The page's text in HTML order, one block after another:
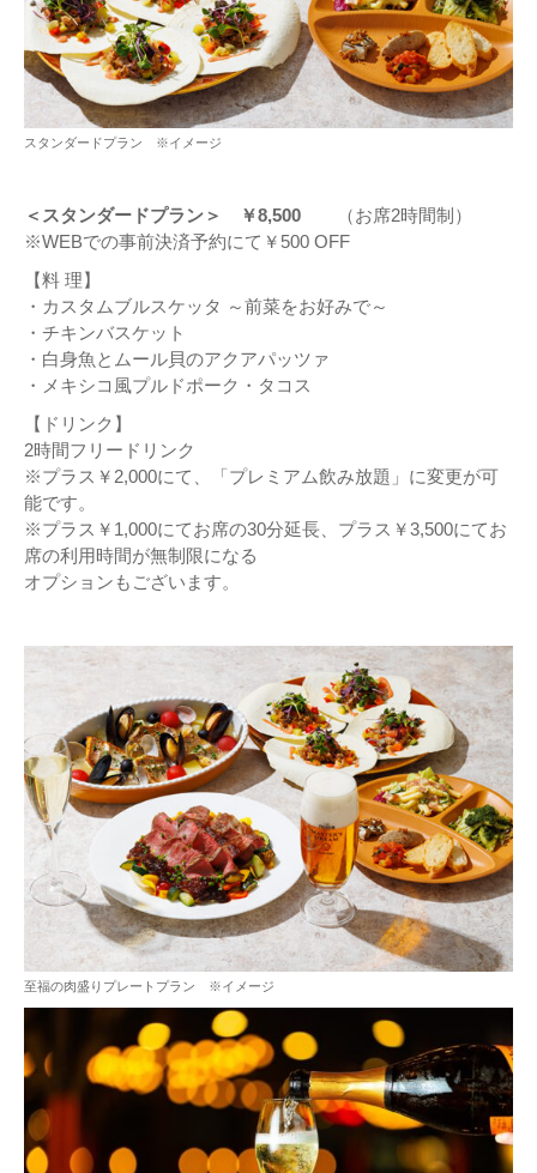
スタンダードプラン ※イメージ
＜スタンダードプラン＞ ￥8,500
（お席2時間制）
※WEBでの事前決済予約にて￥500 OFF
【料 理】
・カスタムブルスケッタ ～前菜をお好みで～
・チキンバスケット
・白身魚とムール貝のアクアパッツァ
・メキシコ風プルドポーク・タコス
【ドリンク】
2時間フリードリンク
※プラス￥2,000にて、「プレミアム飲み放題」に変更が可
能です。
※プラス￥1,000にてお席の30分延長、プラス￥3,500にてお
席の利用時間が無制限になる
オプションもございます。
至福の肉盛りプレートプラン ※イメージ